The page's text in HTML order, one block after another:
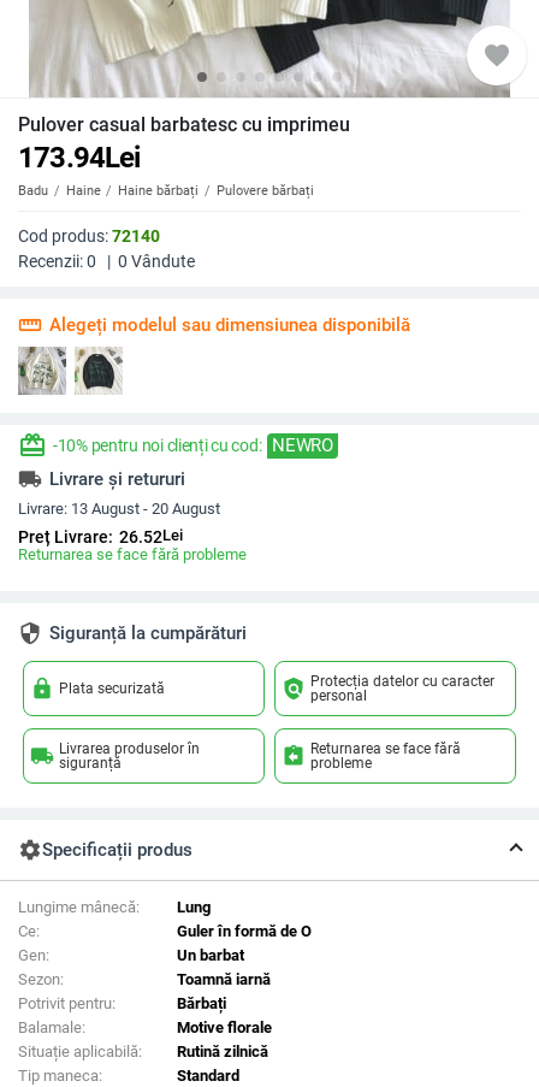
favorite
Pulover casual barbatesc cu imprimeu
173.94Lei
Badu Haine Haine bărbați Pulovere bărbați
Cod produs:72140
Recenzii:0 | 0 Vândute
straighten Alegeți modelul sau dimensiunea disponibilă
redeem -10% pentru noi clienți cu cod: NEWRO
local_shipping Livrare și retururi
Livrare: 13 August - 20 August
Preț Livrare: 26.52Lei
Returnarea se face fără probleme
security Siguranță la cumpărături
lock Plata securizată policy Protecția datelor cu caracter
personal
local_shipping Livrarea produselor în
siguranță
assignment_return Returnarea se face fără
probleme
settingsSpecificații produs
Lungime mânecă:
Lung
Ce:
Guler în formă de O
Gen:
Un barbat
Sezon:
Toamnă iarnă
Potrivit pentru:
Bărbați
Balamale:
Motive florale
Situație aplicabilă:
Rutină zilnică
Tip maneca:
Standard